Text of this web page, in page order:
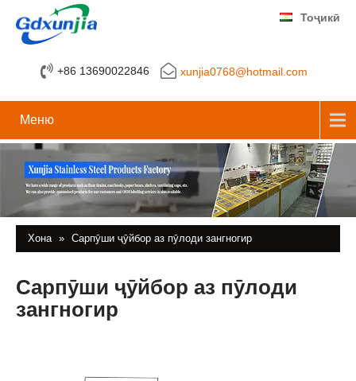
+86 13690022846 xunjia0768@hotmail.com
Тоҷикӣ
Меню
Хона » Сарпӯши ҷӯйбор аз пӯлоди зангногир
Сарпӯши ҷӯйбор аз пӯлоди
зангногир